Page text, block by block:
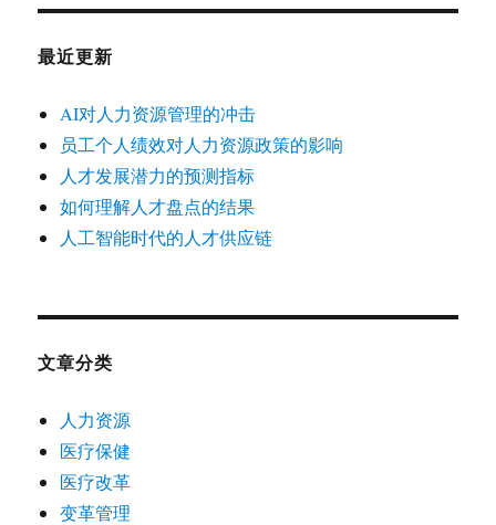
最近更新
AI对人力资源管理的冲击
员工个人绩效对人力资源政策的影响
人才发展潜力的预测指标
如何理解人才盘点的结果
人工智能时代的人才供应链
文章分类
人力资源
医疗保健
医疗改革
变革管理